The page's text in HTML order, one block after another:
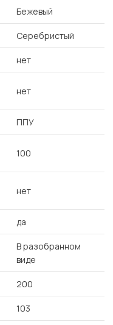
Бежевый
Серебристый
нет
нет
ППУ
100
нет
да
В разобранном
виде
200
103